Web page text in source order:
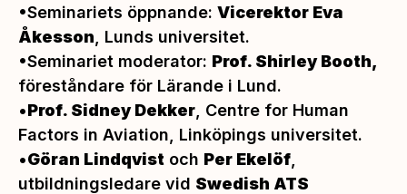
•Seminariets öppnande: Vicerektor Eva
Åkesson , Lunds universitet.
•Seminariet moderator: Prof. Shirley Booth,
föreståndare för Lärande i Lund.
•Prof. Sidney Dekker , Centre for Human
Factors in Aviation, Linköpings universitet.
•Göran Lindqvist och Per Ekelöf
utbildningsledare vid Swedish ATS